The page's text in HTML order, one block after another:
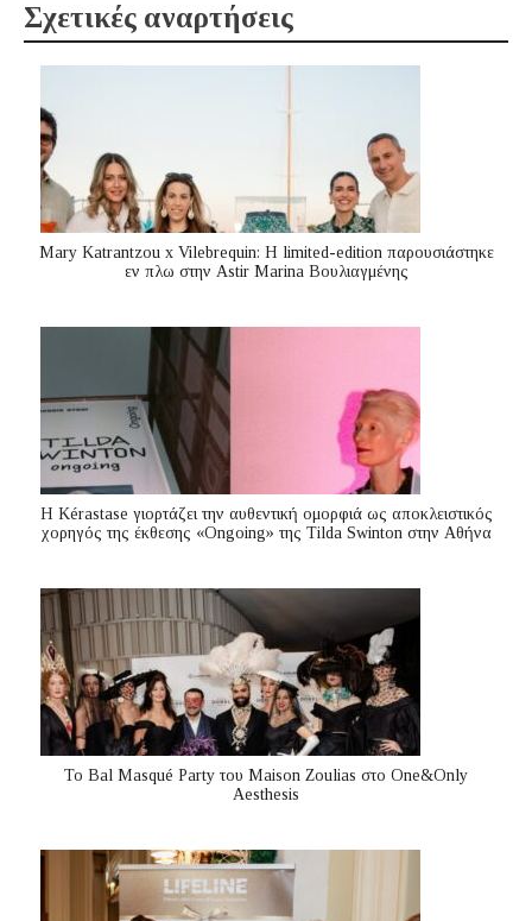
Σχετικές αναρτήσεις
Mary Katrantzou x Vilebrequin: Η limited-edition παρουσιάστηκε
εν πλω στην Astir Marina Βουλιαγμένης
Η Kérastase γιορτάζει την αυθεντική ομορφιά ως αποκλειστικός
χορηγός της έκθεσης «Ongoing» της Tilda Swinton στην Αθήνα
Το Bal Masqué Party του Maison Zoulias στο One&Only
Aesthesis